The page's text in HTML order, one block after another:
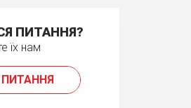
ПИТАННЯ?
їх нам